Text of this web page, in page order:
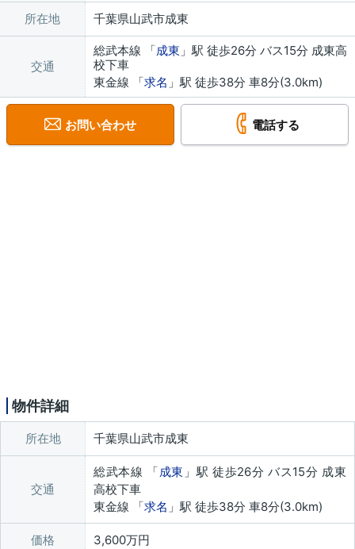
所在地 千葉県山武市成東
交通
総武本線 「成東 」駅 徒歩26分 バス15分 成東高
校下車
東金線 「求名 」駅 徒歩38分 車8分(3.0km)
お問い合わせ 電話する
物件詳細
所在地 千葉県山武市成東
交通
総武本線 「成東 」駅 徒歩26分 バス15分 成東
高校下車
東金線 「求名 」駅 徒歩38分 車8分(3.0km)
価格 3,600万円